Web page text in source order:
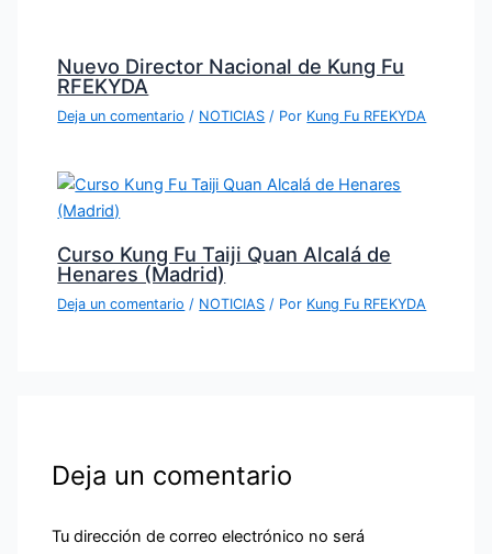
Nuevo Director Nacional de Kung Fu
RFEKYDA
Deja un comentario / NOTICIAS / Por Kung Fu RFEKYDA
Curso Kung Fu Taiji Quan Alcalá de
Henares (Madrid)
Deja un comentario / NOTICIAS / Por Kung Fu RFEKYDA
Deja un comentario
Tu dirección de correo electrónico no será